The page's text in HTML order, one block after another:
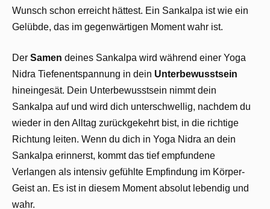
Wunsch schon erreicht hättest. Ein Sankalpa ist wie ein
Gelübde, das im gegenwärtigen Moment wahr ist.
Der Samen deines Sankalpa wird während einer Yoga
Nidra Tiefenentspannung in dein Unterbewusstsein
hineingesät. Dein Unterbewusstsein nimmt dein
Sankalpa auf und wird dich unterschwellig, nachdem du
wieder in den Alltag zurückgekehrt bist, in die richtige
Richtung leiten. Wenn du dich in Yoga Nidra an dein
Sankalpa erinnerst, kommt das tief empfundene
Verlangen als intensiv gefühlte Empfindung im Körper-
Geist an. Es ist in diesem Moment absolut lebendig und
wahr.